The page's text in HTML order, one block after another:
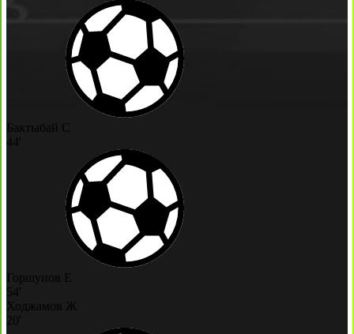
Бактыбай С
44'
Горшунов Е
54'
Ходжамов Ж
20'